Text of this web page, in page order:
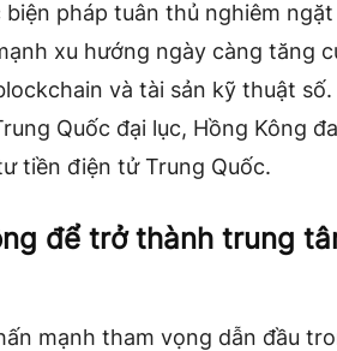
pháp tuân thủ nghiêm
xu hướng ngày càng tăng
và tài sản kỹ thuật
Quốc đại lục, Hồng Kông
tiền điện tử Trung Quốc.
để trở thành trung
mạnh tham vọng dẫn đầu